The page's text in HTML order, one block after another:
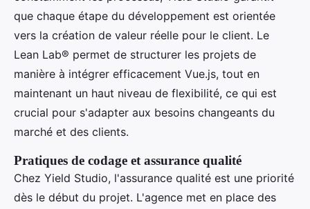
que chaque étape du développement est orientée
vers la création de valeur réelle pour le client. Le
Lean Lab® permet de structurer les projets de
manière à intégrer efficacement Vue.js, tout en
maintenant un haut niveau de flexibilité, ce qui est
crucial pour s'adapter aux besoins changeants du
marché et des clients.
Pratiques de codage et assurance qualité
Chez Yield Studio, l'assurance qualité est une priorité
dès le début du projet. L'agence met en place des